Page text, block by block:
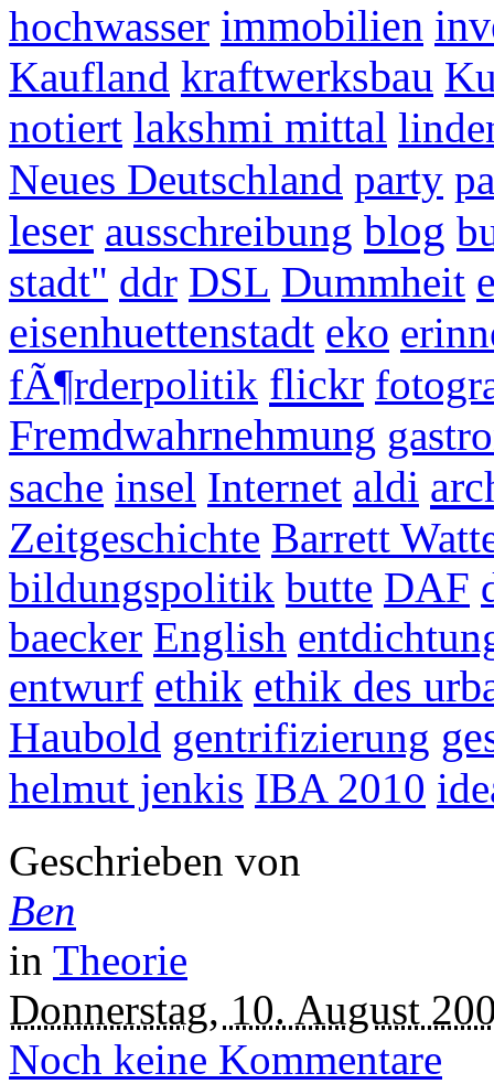
hochwasser immobilien
Kaufland kraftwerksbau
notiert lakshmi mittal
Neues Deutschland party
leser ausschreibung blog
stadt" ddr DSL Dummheit
eisenhuettenstadt eko
fÃ¶rderpolitik flickr
Fremdwahrnehmung
sache insel Internet aldi
Zeitgeschichte Barrett
bildungspolitik butte DAF
baecker English
entwurf ethik ethik des
Haubold gentrifizierung
helmut jenkis IBA 2010
Geschrieben von
Ben
in Theorie
Donnerstag, 10. August
Noch keine Kommentare